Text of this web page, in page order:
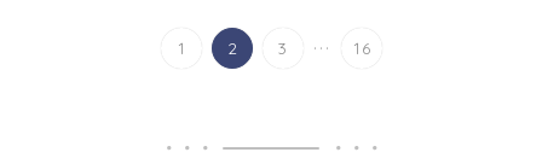
1 2 3 ... 16